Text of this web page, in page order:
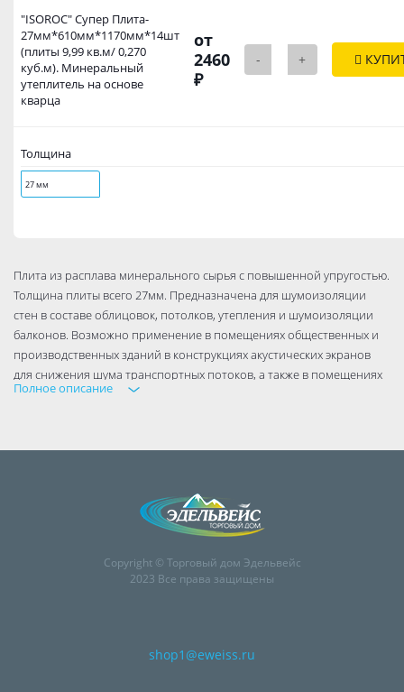
"ISOROC" Супер Плита-
27мм*610мм*1170мм*14шт
(плиты 9,99 кв.м/ 0,270
куб.м). Минеральный
утеплитель на основе
кварца
от
2460
₽
- +
Толщина
27 мм
Плита из расплава минерального сырья с повышенной упругостью.
Толщина плиты всего 27мм. Предназначена для шумоизоляции
стен в составе облицовок, потолков, утепления и шумоизоляции
балконов. Возможно применение в помещениях общественных и
производственных зданий в конструкциях акустических экранов
для снижения шума транспортных потоков, а также в помещениях
со специальными требованиями к акустическим характеристикам
Внешний вид товара может отличаться от изображений,
Полное описание
Copyright © Торговый дом Эдельвейс
2023 Все права защищены
shop1@eweiss.ru